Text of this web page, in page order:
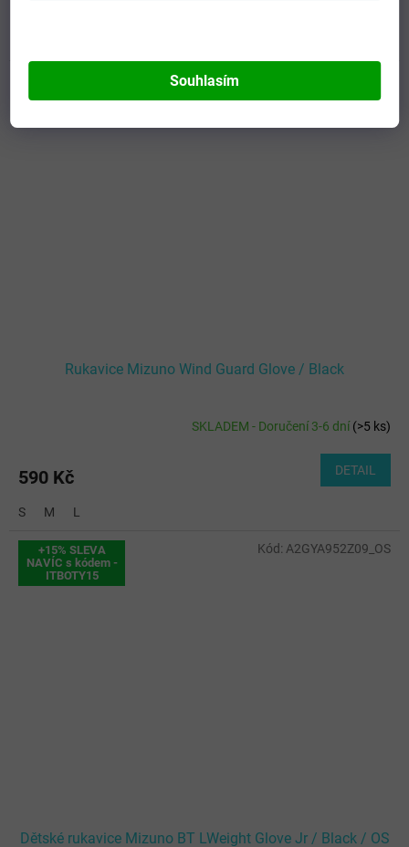
Souhlasím
Rukavice Mizuno Wind Guard Glove / Black
SKLADEM - Doručení 3-6 dní(>5 ks)
590 Kč DETAIL
S M L
+15% SLEVA
NAVÍC s kódem -
ITBOTY15
Dětské rukavice Mizuno BT LWeight Glove Jr / Black / OS
Kód: A2GYA952Z09_OS